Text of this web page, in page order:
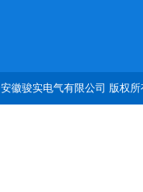
安徽骏实电气有限公司 版权